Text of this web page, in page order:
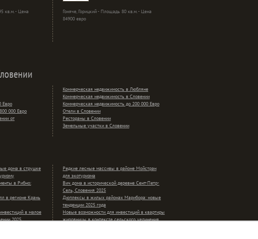
кв.м. - Цена
Гоняче, Горицкий - Площадь 80 кв.м. - Цена
84900 евро
Евро
000 Евро
от
Коммерческая недвижимость в Любляне
Коммерческая недвижимость в Словении
Коммерческая недвижимость до 200 000 Евро
Отели в Словении
Рестораны в Словении
Земельные участки в Словении
дома в струшке
в Рибно:
в регионе Крань
в малое
2025
Редкие лесные массивы в районе Мойстран
для экотуризма
Вич дома в исторической деревне Сент-Петр-
Сель, Словения 2025
Дюплексы в жилых районах Марибора: новые
тенденции 2025 года
Новые возможности для инвестиций в квартиры
жировницы в контексте сельского уединения